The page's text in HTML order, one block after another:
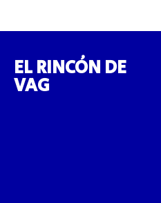
EL RINCÓN DE
VAG